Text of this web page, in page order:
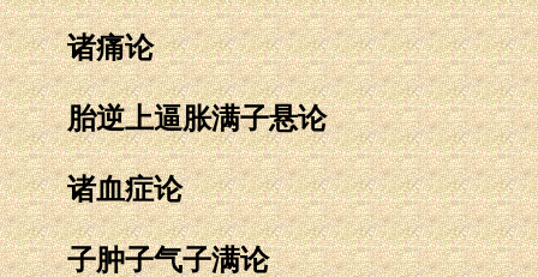
诸痛论
胎逆上逼胀满子悬论
诸血症论
子肿子气子满论